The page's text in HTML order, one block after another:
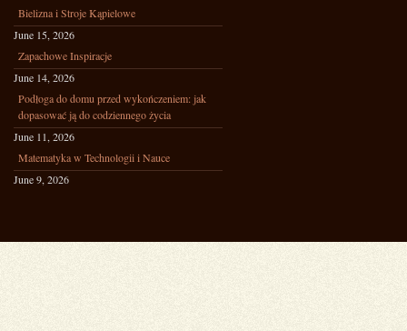
Bielizna i Stroje Kąpielowe
June 15, 2026
Zapachowe Inspiracje
June 14, 2026
Podłoga do domu przed wykończeniem: jak
dopasować ją do codziennego życia
June 11, 2026
Matematyka w Technologii i Nauce
June 9, 2026